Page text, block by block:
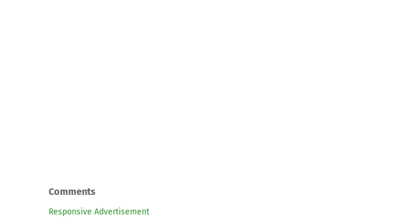
Comments
Responsive Advertisement